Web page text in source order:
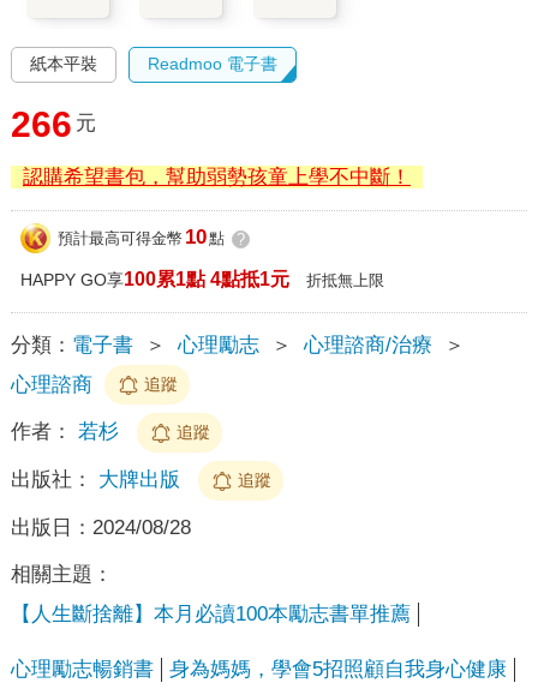
紙本平裝 Readmoo 電子書
266 元
認購希望書包，幫助弱勢孩童上學不中斷！
預計最高可得金幣 10點 ?
HAPPY GO享100累1點 4點抵1元 折抵無上限
分類： 電子書 ＞ 心理勵志 ＞ 心理諮商/治療
＞
心理諮商
追蹤
作者： 若杉 追蹤
出版社： 大牌出版 追蹤
出版日： 2024/08/28
相關主題：
【人生斷捨離】本月必讀100本勵志書單推薦
心理勵志暢銷書 身為媽媽，學會5招照顧自我身心健康